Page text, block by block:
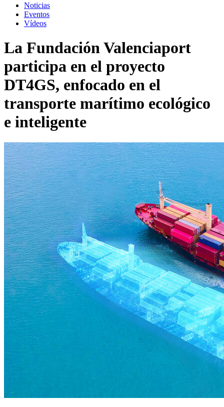
Noticias
Eventos
Vídeos
La Fundación Valenciaport
participa en el proyecto
DT4GS, enfocado en el
transporte marítimo ecológico
e inteligente